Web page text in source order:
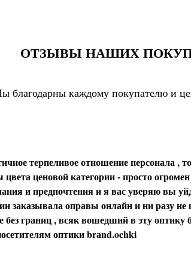
ОТЗЫВЫ НАШИХ
благодарны каждому покупателю и
терпеливое отношение персонала ,
ценовой категории - просто
и предпочтения и я вас уверяю вы
заказывала оправы онлайн и ни разу
границ , всяк вошедший в эту
оптики brаnd.ochki